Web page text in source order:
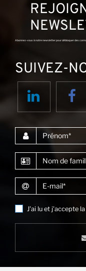
Abonnez-vous à notre newsletter pour débloquer des
SUIVEZ-
Prénom
Nom de famille
E-mail
J'ai lu et j'accepte la